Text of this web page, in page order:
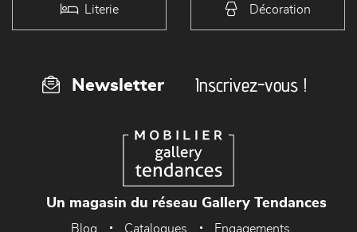
Literie Décoration
Newsletter Inscrivez-vous !
Un magasin du réseau Gallery Tendances
Blog Catalogues Engagements